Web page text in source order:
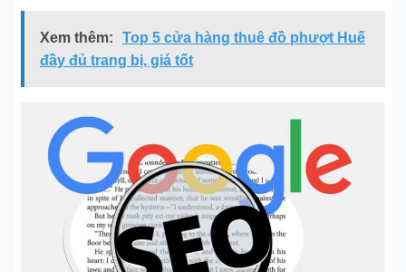
Xem thêm:
Top 5 cửa hàng thuê đồ phượt Huế
đầy đủ trang bị, giá tốt